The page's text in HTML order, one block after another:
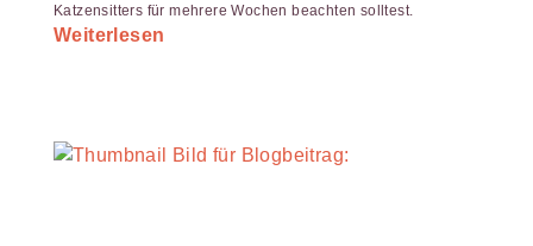
Katzensitters für mehrere Wochen beachten solltest.
Weiterlesen